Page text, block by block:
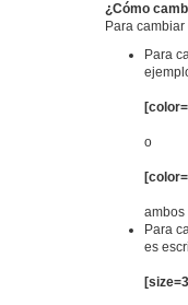
¿Cómo
Para
Para
o
ambos
Para
es